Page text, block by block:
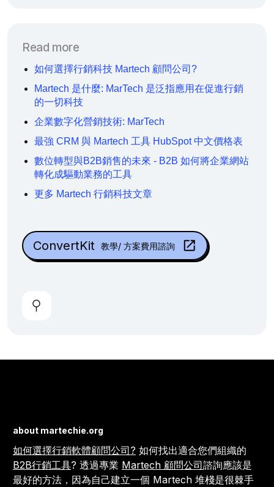
Read more
如何選擇行銷科技 Martech 顧問公司?
Martech 是什麼: MarTech 是泛指應用在促進行銷
的一切科技
企業數字化營銷技術: MarTech
最強 CRM 與 Martech 工具 HubSpot 中文價格表
數位轉型與B2B銷售的未來 - B2B 如何將企業網站
轉化成驅動業務的工具
更多 Martech 行銷科技文章
ConvertKit 教學/ 方案費用諮詢
about martechie.org
如何選擇行銷軟體顧問公司? 如何找出適合您們組織的
B2B行銷工具? 透過專業 Martech 顧問公司諮詢應該是
最好的方法，因為自己建立一個 Martech 堆棧是很棘手